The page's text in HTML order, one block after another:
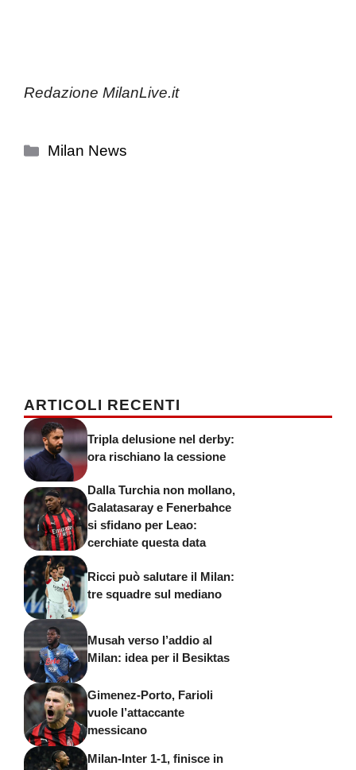
Redazione MilanLive.it
Categorie
Milan News
ARTICOLI RECENTI
Tripla delusione nel derby:
ora rischiano la cessione
Dalla Turchia non mollano,
Galatasaray e Fenerbahce
si sfidano per Leao:
cerchiate questa data
Ricci può salutare il Milan:
tre squadre sul mediano
Musah verso l’addio al
Milan: idea per il Besiktas
Gimenez-Porto, Farioli
vuole l’attaccante
messicano
Milan-Inter 1-1, finisce in